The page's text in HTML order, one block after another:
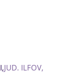
JUD. ILFOV,